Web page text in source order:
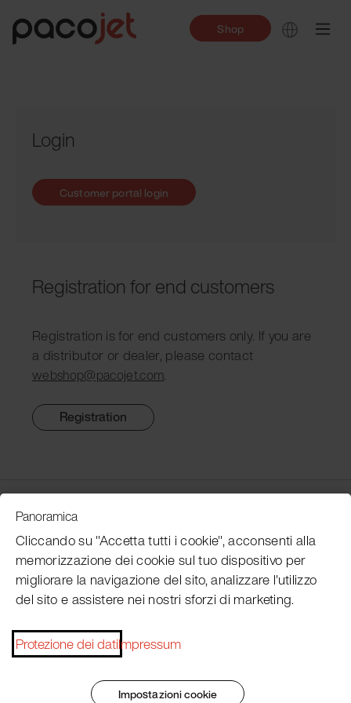
Shop
Login
Customer portal login
Registration for end customers
Registration is for end customers only. If you are
a distributor or dealer, please contact
webshop@pacojet.com.
Registration
Customer Service
Subscribe Pacojet Newsletter
Would you like to be regularly updated on news, event
Panoramica
Cliccando su "Accetta tutti i cookie", acconsenti alla
memorizzazione dei cookie sul tuo dispositivo per
migliorare la navigazione del sito, analizzare l'utilizzo
del sito e assistere nei nostri sforzi di marketing.
Protezione dei datiImpressum
Impostazioni cookie